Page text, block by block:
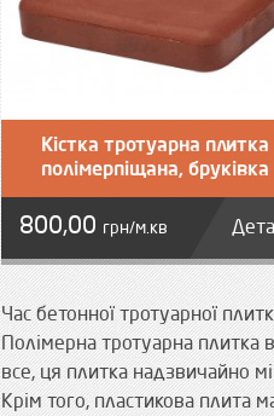
Кістка тротуарна плитка
полімерпіщана, бруківка
800,00 грн/м.кв
Час бетонної тротуарної
Полімерна тротуарна плитка
все, ця плитка надзвичайно
Крім того, пластикова плита